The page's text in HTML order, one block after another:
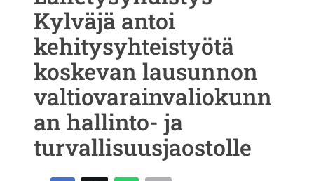
Kylväjä antoi
kehitysyhteistyötä
koskevan lausunnon
valtiovarainvaliokunn
an hallinto- ja
turvallisuusjaostolle